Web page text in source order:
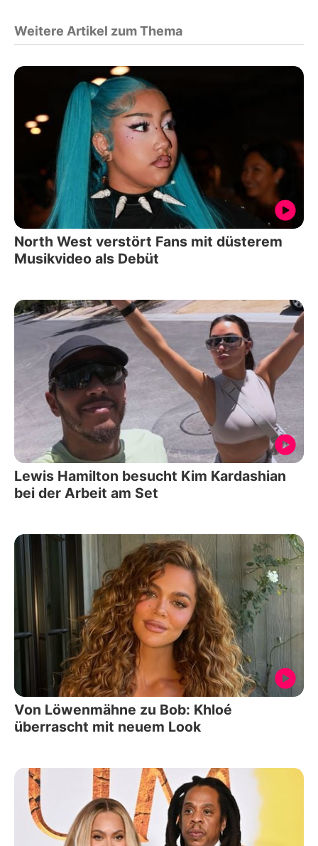
Weitere Artikel zum Thema
North West verstört Fans mit düsterem
Musikvideo als Debüt
Lewis Hamilton besucht Kim Kardashian
bei der Arbeit am Set
Von Löwenmähne zu Bob: Khloé
überrascht mit neuem Look